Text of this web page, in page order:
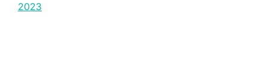
2023